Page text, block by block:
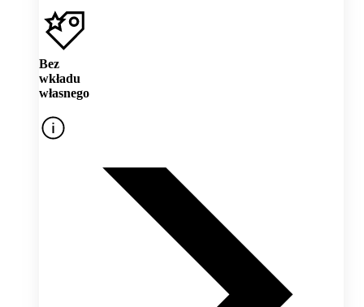
Bez
wkładu
własnego